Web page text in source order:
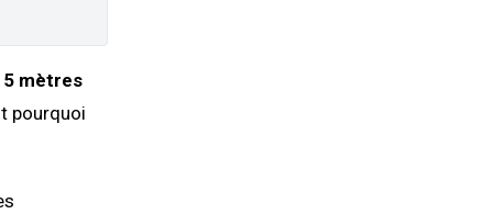
5 mètres
pourquoi